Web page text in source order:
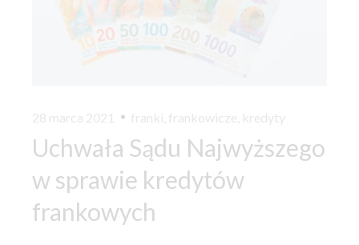
28 marca 2021 franki frankowicze kredyty
Uchwała Sądu Najwyższego
w sprawie kredytów
frankowych